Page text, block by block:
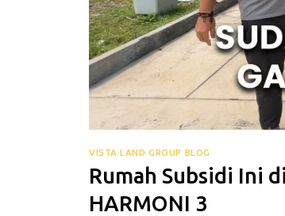
VISTA LAND GROUP BLOG
Rumah Subsidi Ini
HARMONI 3